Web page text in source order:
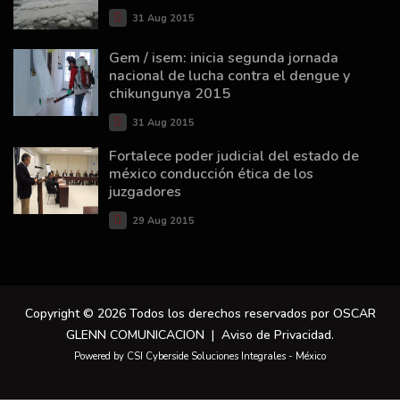
31 Aug 2015
Gem / isem: inicia segunda jornada
nacional de lucha contra el dengue y
chikungunya 2015
31 Aug 2015
Fortalece poder judicial del estado de
méxico conducción ética de los
juzgadores
29 Aug 2015
Copyright © 2026 Todos los derechos reservados por OSCAR
GLENN COMUNICACION | Aviso de Privacidad.
Powered by CSI Cyberside Soluciones Integrales - México